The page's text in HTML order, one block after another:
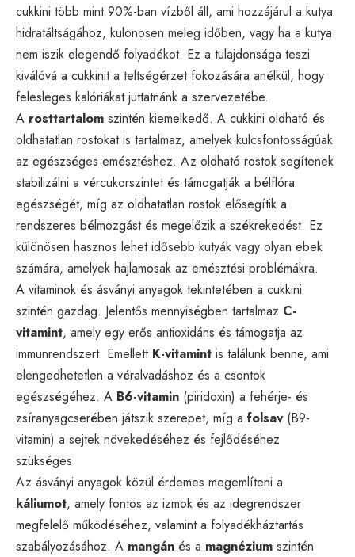
cukkini több mint 90%-ban vízből áll, ami hozzájárul a kutya
hidratáltságához, különösen meleg időben, vagy ha a kutya
nem iszik elegendő folyadékot. Ez a tulajdonsága teszi
kiválóvá a cukkinit a teltségérzet fokozására anélkül, hogy
felesleges kalóriákat juttatnánk a szervezetébe.
A rosttartalom szintén kiemelkedő. A cukkini oldható és
oldhatatlan rostokat is tartalmaz, amelyek kulcsfontosságúak
az egészséges emésztéshez. Az oldható rostok segítenek
stabilizálni a vércukorszintet és támogatják a bélflóra
egészségét, míg az oldhatatlan rostok elősegítik a
rendszeres bélmozgást és megelőzik a székrekedést. Ez
különösen hasznos lehet idősebb kutyák vagy olyan ebek
számára, amelyek hajlamosak az emésztési problémákra.
A vitaminok és ásványi anyagok tekintetében a cukkini
szintén gazdag. Jelentős mennyiségben tartalmaz C-
vitamint, amely egy erős antioxidáns és támogatja az
immunrendszert. Emellett K-vitamint is találunk benne, ami
elengedhetetlen a véralvadáshoz és a csontok
egészségéhez. A B6-vitamin (piridoxin) a fehérje- és
zsíranyagcserében játszik szerepet, míg a folsav(B9-
vitamin) a sejtek növekedéséhez és fejlődéséhez
szükséges.
Az ásványi anyagok közül érdemes megemlíteni a
káliumot, amely fontos az izmok és az idegrendszer
megfelelő működéséhez, valamint a folyadékháztartás
szabályozásához. A mangán és a magnézium szintén